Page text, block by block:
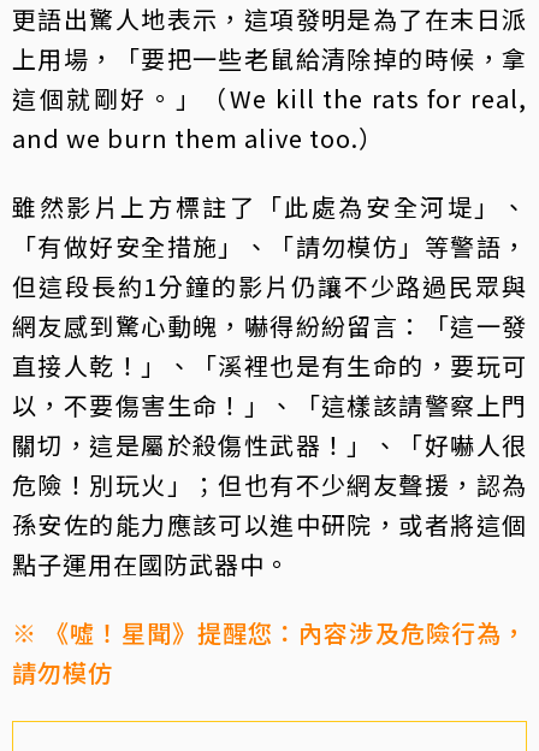
更語出驚人地表示，這項發明是為了在末日派
上用場，「要把一些老鼠給清除掉的時候，拿
這個就剛好。」（We kill the rats for real,
and we burn them alive too.）
雖然影片上方標註了「此處為安全河堤」、
「有做好安全措施」、「請勿模仿」等警語，
但這段長約1分鐘的影片仍讓不少路過民眾與
網友感到驚心動魄，嚇得紛紛留言：「這一發
直接人乾！」、「溪裡也是有生命的，要玩可
以，不要傷害生命！」、「這樣該請警察上門
關切，這是屬於殺傷性武器！」、「好嚇人很
危險！別玩火」；但也有不少網友聲援，認為
孫安佐的能力應該可以進中研院，或者將這個
點子運用在國防武器中。
※ 《噓！星聞》提醒您：內容涉及危險行為，
請勿模仿